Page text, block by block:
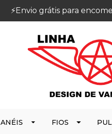
⚡️Envio grátis para
ANÉIS FIOS